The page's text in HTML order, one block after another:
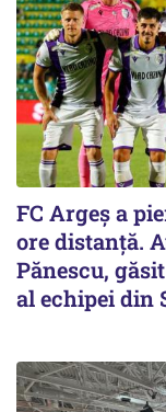
FC Argeș a
ore distanță.
Pănescu,
al echipei din